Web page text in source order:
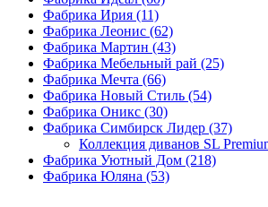
Фабрика Ирия (11)
Фабрика Леонис (62)
Фабрика Мартин (43)
Фабрика Мебельный рай (25)
Фабрика Мечта (66)
Фабрика Новый Стиль (54)
Фабрика Оникс (30)
Фабрика Симбирск Лидер (37)
Коллекция диванов SL
Фабрика Уютный Дом (218)
Фабрика Юляна (53)